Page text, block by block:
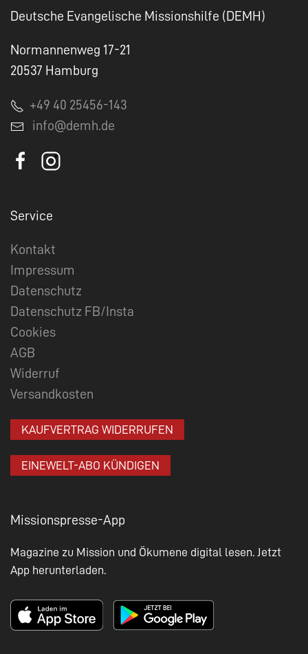
Deutsche Evangelische Missionshilfe (DEMH)
Normannenweg 17-21
20537 Hamburg
+49 40 25456-143
info@demh.de
Service
Kontakt
Impressum
Datenschutz
Datenschutz FB/Insta
Cookies
AGB
Widerruf
Versandkosten
KAUFVERTRAG WIDERRUFEN
EINEWELT-ABO KÜNDIGEN
Missionspresse-App
Magazine zu Mission und Ökumene digital lesen. Jetzt
App herunterladen.